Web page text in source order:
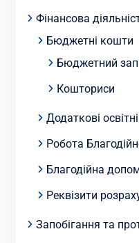
Фінансова
Бюджетні кошти
Бюджетний
Кошториси
Додаткові
Робота
Благодійна
Реквізити
Запобігання та